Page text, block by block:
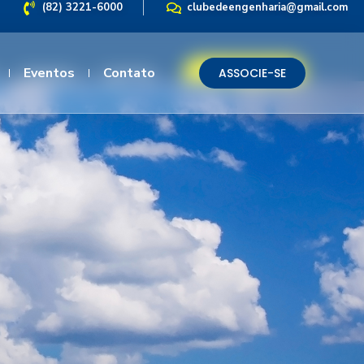
(82) 3221-6000 clubedeengenharia@gmail.com
Eventos Contato ASSOCIE-SE
Eventos Contato ASSOCIE-SE